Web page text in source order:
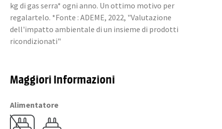
kg di gas serra* ogni anno. Un ottimo motivo per
regalartelo. *Fonte : ADEME, 2022, "Valutazione
dell'impatto ambientale di un insieme di prodotti
ricondizionati"
Maggiori Informazioni
Alimentatore